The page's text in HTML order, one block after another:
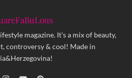
magazine. It's a mix of beauty,
controversy & cool! Made in